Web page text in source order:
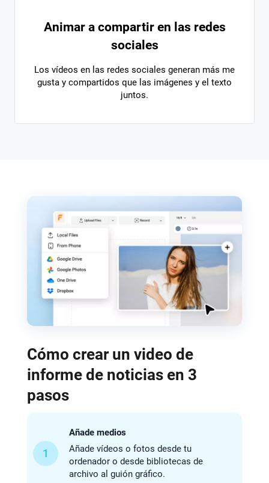
Animar a compartir en las redes
sociales
Los vídeos en las redes sociales generan más me
gusta y compartidos que las imágenes y el texto
juntos.
Cómo crear un video de
informe de noticias en 3
pasos
1
Añade medios
Añade vídeos o fotos desde tu
ordenador o desde bibliotecas de
archivo al guión gráfico.